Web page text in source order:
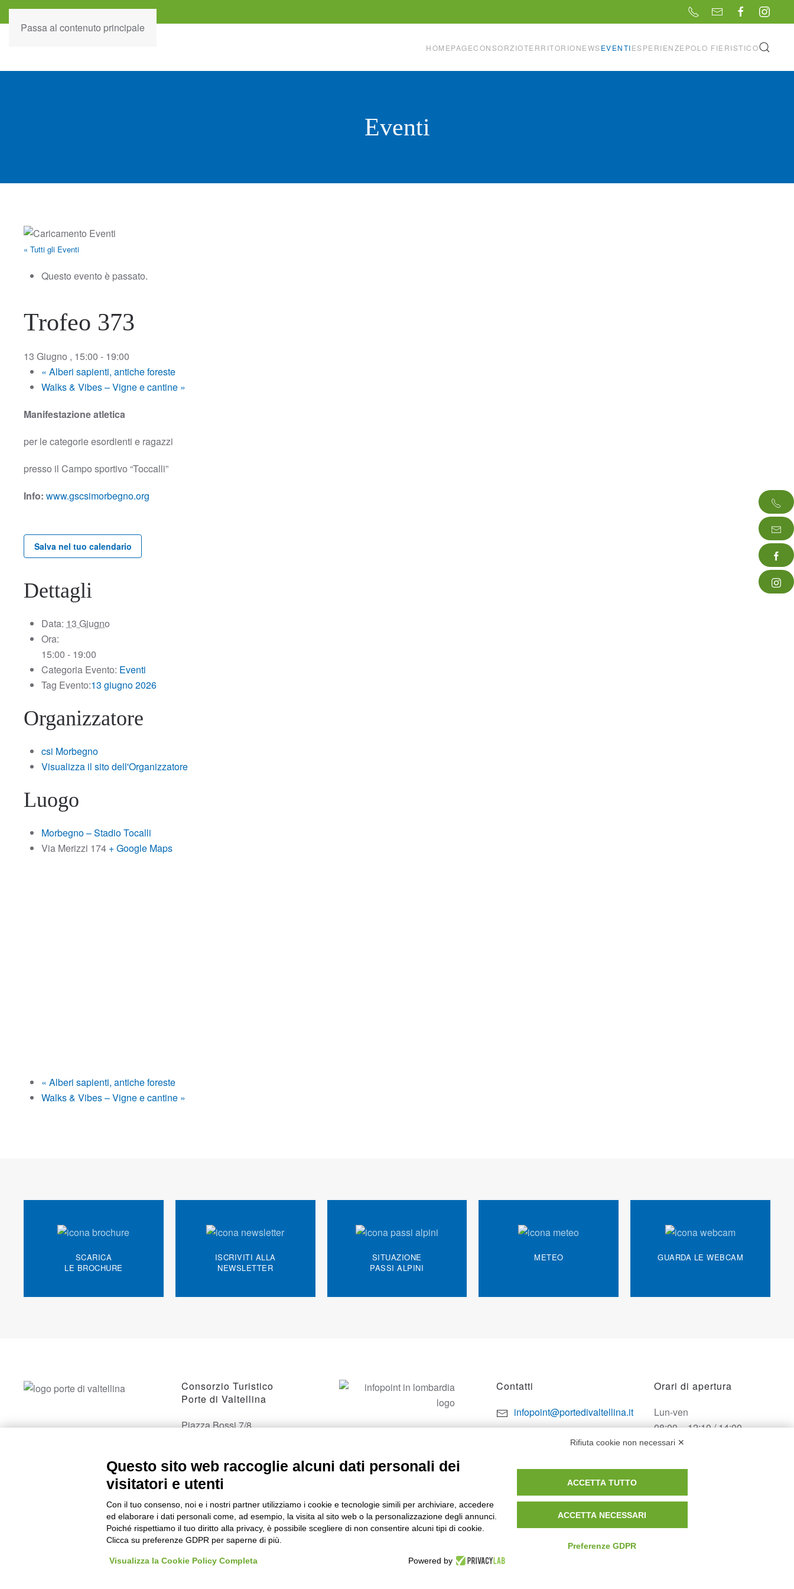
Passa al contenuto principale
HOMEPAGECONSORZIOTERRITORIONEWSEVENTIESPERIENZE POLO FIERISTICO
Eventi
« Tutti gli Eventi
Questo evento è passato.
Trofeo 373
13 Giugno , 15:00 - 19:00
« Alberi sapienti, antiche foreste
Walks & Vibes – Vigne e cantine »
Manifestazione atletica
per le categorie esordienti e ragazzi
presso il Campo sportivo “Toccalli”
Info: www.gscsimorbegno.org
Salva nel tuo calendario
Dettagli
Data: 13 Giugno
Ora:
15:00 - 19:00
Categoria Evento: Eventi
Tag Evento:13 giugno 2026
Organizzatore
csi Morbegno
Visualizza il sito dell'Organizzatore
Luogo
Morbegno – Stadio Tocalli
Via Merizzi 174 + Google Maps
« Alberi sapienti, antiche foreste
Walks & Vibes – Vigne e cantine »
SCARICA
LE BROCHURE
ISCRIVITI ALLA
NEWSLETTER
SITUAZIONE
PASSI ALPINI
METEO GUARDA LE WEBCAM
Consorzio Turistico
Porte di Valtellina
Piazza Bossi 7/8
Contatti
infopoint@portedivaltellina.it
Orari di apertura
Lun-ven
08:00 – 12:10 / 14:00 –
18:10
Sabato
Rifiuta cookie non necessari ✕
Questo sito web raccoglie alcuni dati personali dei
visitatori e utenti
Con il tuo consenso, noi e i nostri partner utilizziamo i cookie e tecnologie simili per archiviare, accedere
ed elaborare i dati personali come, ad esempio, la visita al sito web o la personalizzazione degli annunci.
Poiché rispettiamo il tuo diritto alla privacy, è possibile scegliere di non consentire alcuni tipi di cookie.
Clicca su preferenze GDPR per saperne di più.
Visualizza la Cookie Policy Completa Powered by
ACCETTA TUTTO
ACCETTA NECESSARI
Preferenze GDPR